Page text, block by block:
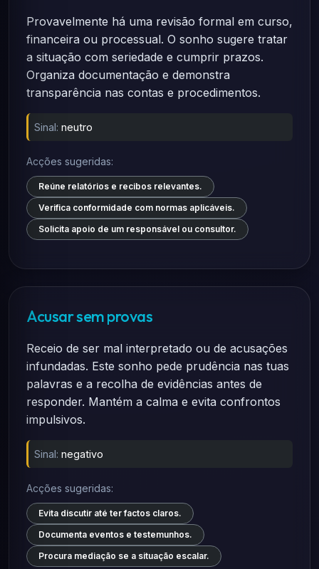
Provavelmente há uma revisão formal em curso,
financeira ou processual. O sonho sugere tratar
a situação com seriedade e cumprir prazos.
Organiza documentação e demonstra
transparência nas contas e procedimentos.
Sinal: neutro
Acções sugeridas:
Reúne relatórios e recibos relevantes.
Verifica conformidade com normas aplicáveis.
Solicita apoio de um responsável ou consultor.
Acusar sem provas
Receio de ser mal interpretado ou de acusações
infundadas. Este sonho pede prudência nas tuas
palavras e a recolha de evidências antes de
responder. Mantém a calma e evita confrontos
impulsivos.
Sinal: negativo
Acções sugeridas:
Evita discutir até ter factos claros.
Documenta eventos e testemunhos.
Procura mediação se a situação escalar.